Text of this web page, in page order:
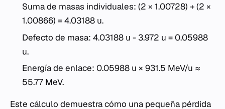
Suma de masas individuales: (2 × 1.00728) + (2 ×
1.00866) = 4.03188 u.
Defecto de masa: 4.03188 u - 3.972 u = 0.05988
u.
Energía de enlace: 0.05988 u × 931.5 MeV/u ≈
55.77 MeV.
Este cálculo demuestra cómo una pequeña pérdida